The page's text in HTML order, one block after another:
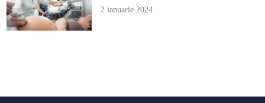
2 ianuarie 2024